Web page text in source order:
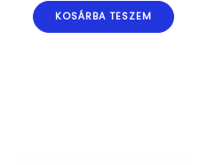
KOSÁRBA TESZEM